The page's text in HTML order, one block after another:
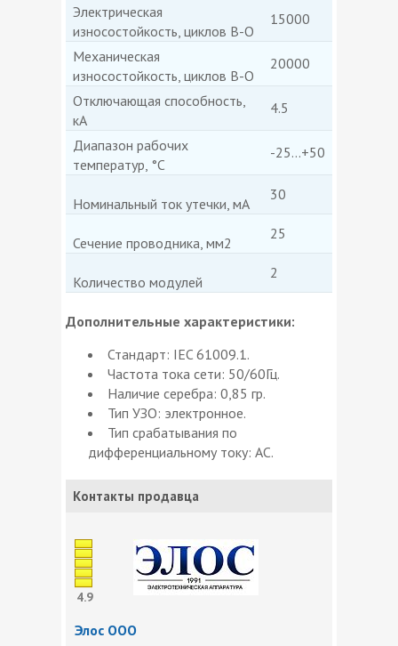
Электрическая
износостойкость, циклов В-О
15000
Механическая
износостойкость, циклов В-О
20000
Отключающая способность,
кА
4.5
Диапазон рабочих
температур, °C
-25...+50
Номинальный ток утечки, мА
30
Сечение проводника, мм2
25
Количество модулей
2
Дополнительные характеристики:
Стандарт: IEC 61009.1.
Частота тока сети: 50/60Гц.
Наличие серебра: 0,85 гр.
Тип УЗО: электронное.
Тип срабатывания по
дифференциальному току: АС.
Контакты продавца
4.9
Элос ООО